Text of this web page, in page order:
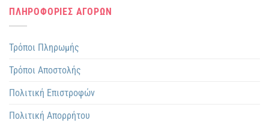
ΠΛΗΡΟΦΟΡΙΕΣ ΑΓΟΡΩΝ
Τρόποι Πληρωμής
Τρόποι Αποστολής
Πολιτική Επιστροφών
Πολιτική Απορρήτου